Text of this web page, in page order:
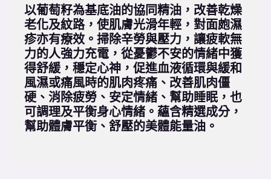
以葡萄籽為基底油的協同精油，改善乾燥
老化及紋路，使肌膚光滑年輕，對面皰濕
疹亦有療效。掃除辛勞與壓力，讓疲軟無
力的人強力充電，從憂鬱不安的情緒中獲
得舒緩，穩定心神，促進血液循環與緩和
風濕或痛風時的肌肉疼痛、改善肌肉僵
硬、消除疲勞、安定情緒、幫助睡眠，也
可調理及平衡身心情緒。蘊含精選成分，
幫助體膚平衡、舒壓的美體能量油。